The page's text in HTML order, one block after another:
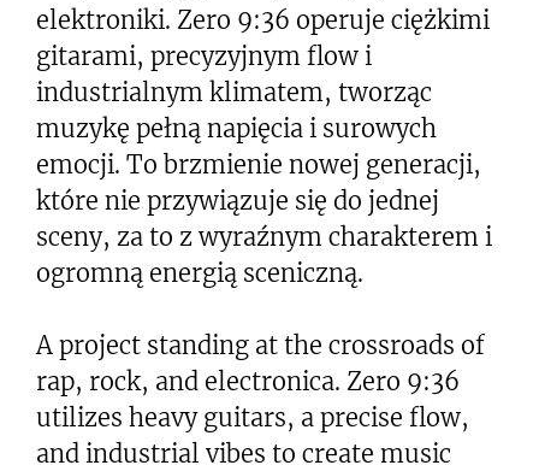
elektroniki. Zero 9:36 operuje ciężkimi
gitarami, precyzyjnym flow i
industrialnym klimatem, tworząc
muzykę pełną napięcia i surowych
emocji. To brzmienie nowej generacji,
które nie przywiązuje się do jednej
sceny, za to z wyraźnym charakterem i
ogromną energią sceniczną.
A project standing at the crossroads of
rap, rock, and electronica. Zero 9:36
utilizes heavy guitars, a precise flow,
and industrial vibes to create music